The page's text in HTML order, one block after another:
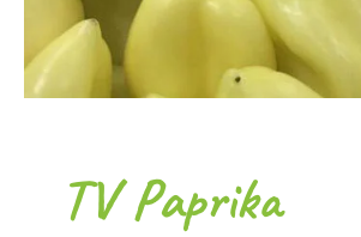
TV Paprika